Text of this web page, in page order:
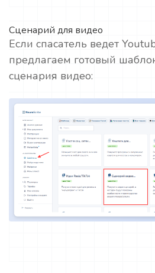
Сценарий для видео
Если спасатель ведет
предлагаем готовый
сценария видео: